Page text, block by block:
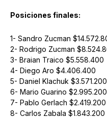
Posiciones finales:
1- Sandro Zucman
2- Rodrigo Zucman
3- Braian Traico $5.558.400
4- Diego Aro $4.406.400
5- Daniel Klachuk $3.571.200
6- Mario Guarino $2.995.200
7- Pablo Gerlach $2.419.200
8- Carlos Zabala $1.843.200